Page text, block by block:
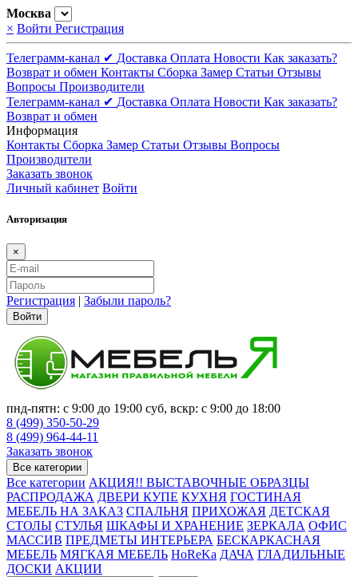
Москва
× Войти Регистрация
Телеграмм-канал ✔ Доставка Оплата Новости Как заказать?
Возврат и обмен Контакты Сборка Замер Статьи Отзывы
Вопросы Производители
Телеграмм-канал ✔ Доставка Оплата Новости Как заказать?
Возврат и обмен
Информация
Контакты Сборка Замер Статьи Отзывы Вопросы
Производители
Заказать звонок
Личный кабинет Войти
Авторизация
×
Регистрация | Забыли пароль?
Войти
пнд-пятн: с 9:00 до 19:00 суб, вскр: с 9:00 до 18:00
8 (499) 350-50-29
8 (499) 964-44-11
Заказать звонок
Все категории
Все категории АКЦИЯ!! ВЫСТАВОЧНЫЕ ОБРАЗЦЫ
РАСПРОДАЖА ДВЕРИ КУПЕ КУХНЯ ГОСТИНАЯ
МЕБЕЛЬ НА ЗАКАЗ СПАЛЬНЯ ПРИХОЖАЯ ДЕТСКАЯ
СТОЛЫ СТУЛЬЯ ШКАФЫ И ХРАНЕНИЕ ЗЕРКАЛА ОФИС
МАССИВ ПРЕДМЕТЫ ИНТЕРЬЕРА БЕСКАРКАСНАЯ
МЕБЕЛЬ МЯГКАЯ МЕБЕЛЬ HoReKa ДАЧА ГЛАДИЛЬНЫЕ
ДОСКИ АКЦИИ